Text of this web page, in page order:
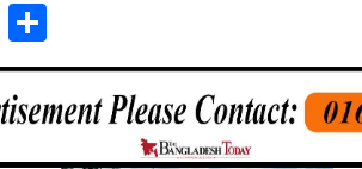
Email